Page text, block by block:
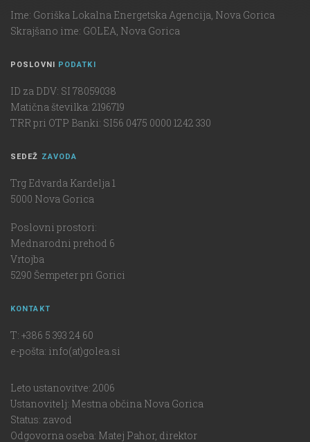
Ime: Goriška Lokalna Energetska Agencija, Nova Gorica
Skrajšano ime: GOLEA, Nova Gorica
POSLOVNI PODATKI
ID za DDV: SI 78059038
Matična številka: 2196719
TRR pri OTP Banki: SI56 0475 0000 1242 330
SEDEŽ ZAVODA
Trg Edvarda Kardelja 1
5000 Nova Gorica
Poslovni prostori:
Mednarodni prehod 6
Vrtojba
5290 Šempeter pri Gorici
KONTAKT
T: +386 5 393 24 60
e-pošta: info(at)golea.si
Leto ustanovitve: 2006
Ustanovitelj: Mestna občina Nova Gorica
Status: zavod
Odgovorna oseba: Matej Pahor, direktor